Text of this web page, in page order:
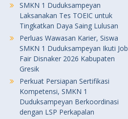
SMKN 1 Duduksampeyan
Laksanakan Tes TOEIC untuk
Tingkatkan Daya Saing Lulusan
Perluas Wawasan Karier, Siswa
SMKN 1 Duduksampeyan Ikuti Job
Fair Disnaker 2026 Kabupaten
Gresik
Perkuat Persiapan Sertifikasi
Kompetensi, SMKN 1
Duduksampeyan Berkoordinasi
dengan LSP Perkapalan